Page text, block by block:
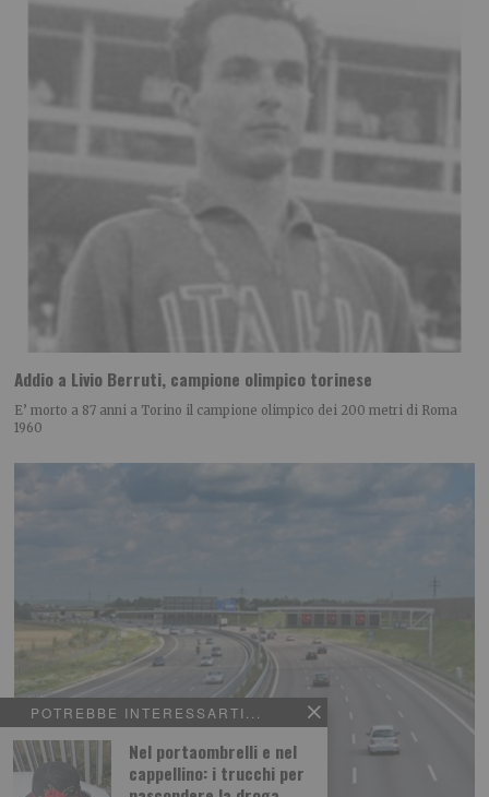
POTREBBE INTERESSARTI...
Nel portaombrelli e nel
cappellino: i trucchi per
Addio a Livio Berruti, campione olimpico torinese
E’ morto a 87 anni a Torino il campione olimpico dei 200 metri di Roma
1960